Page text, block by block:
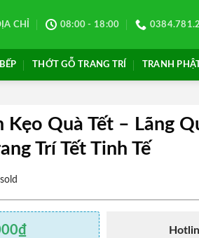
CHỈ 08:00 - 18:00
THỚT GỖ TRANG TRÍ TRANH
Quà Tết – Lãng
Trí Tết Tinh Tế
₫